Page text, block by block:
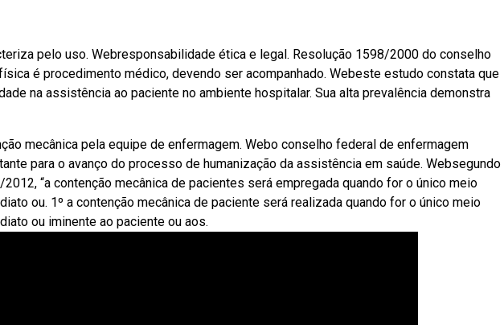
pelo uso. Webresponsabilidade ética e legal. Resolução 1598/2000 do conselho
é procedimento médico, devendo ser acompanhado. Webeste estudo constata que
na assistência ao paciente no ambiente hospitalar. Sua alta prevalência demonstra
mecânica pela equipe de enfermagem. Webo conselho federal de enfermagem
para o avanço do processo de humanização da assistência em saúde. Websegundo
“a contenção mecânica de pacientes será empregada quando for o único meio
ou. 1º a contenção mecânica de paciente será realizada quando for o único meio
ou iminente ao paciente ou aos.